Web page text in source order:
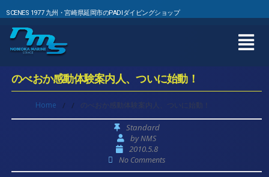
SCENES 1977 九州・宮崎県延岡市のPADIダイビングショップ
のべおか感動体験案内人、ついに始動！
Home / / のべおか感動体験案内人、ついに始動！
Standard
byNMS
2010.5.8
No Comments